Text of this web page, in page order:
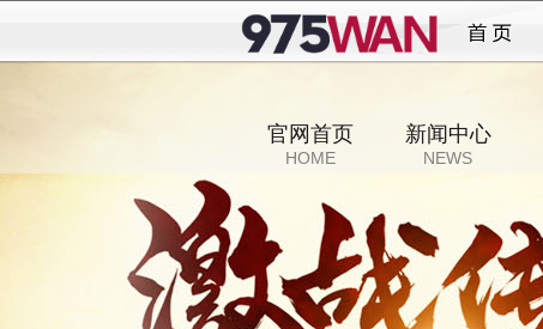
官网首页
HOME
新闻中心
NEWS